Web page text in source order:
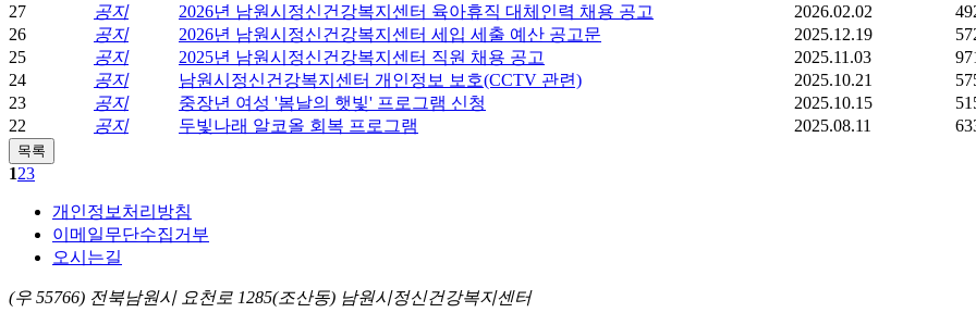
27
공지 2026년 남원시정신건강복지센터 육아휴직 대체인력 채용 공고 2026.02.02
26
공지 2026년 남원시정신건강복지센터 세입 세출 예산 공고문 2025.12.19
25
공지 2025년 남원시정신건강복지센터 직원 채용 공고 2025.11.03
24
공지 남원시정신건강복지센터 개인정보 보호(CCTV 관련) 2025.10.21
23
공지 중장년 여성 '봄날의 햇빛' 프로그램 신청 2025.10.15
22
공지 두빛나래 알코올 회복 프로그램 2025.08.11
123
개인정보처리방침
이메일무단수집거부
오시는길
(우 55766) 전북남원시 요천로 1285(조산동) 남원시정신건강복지센터